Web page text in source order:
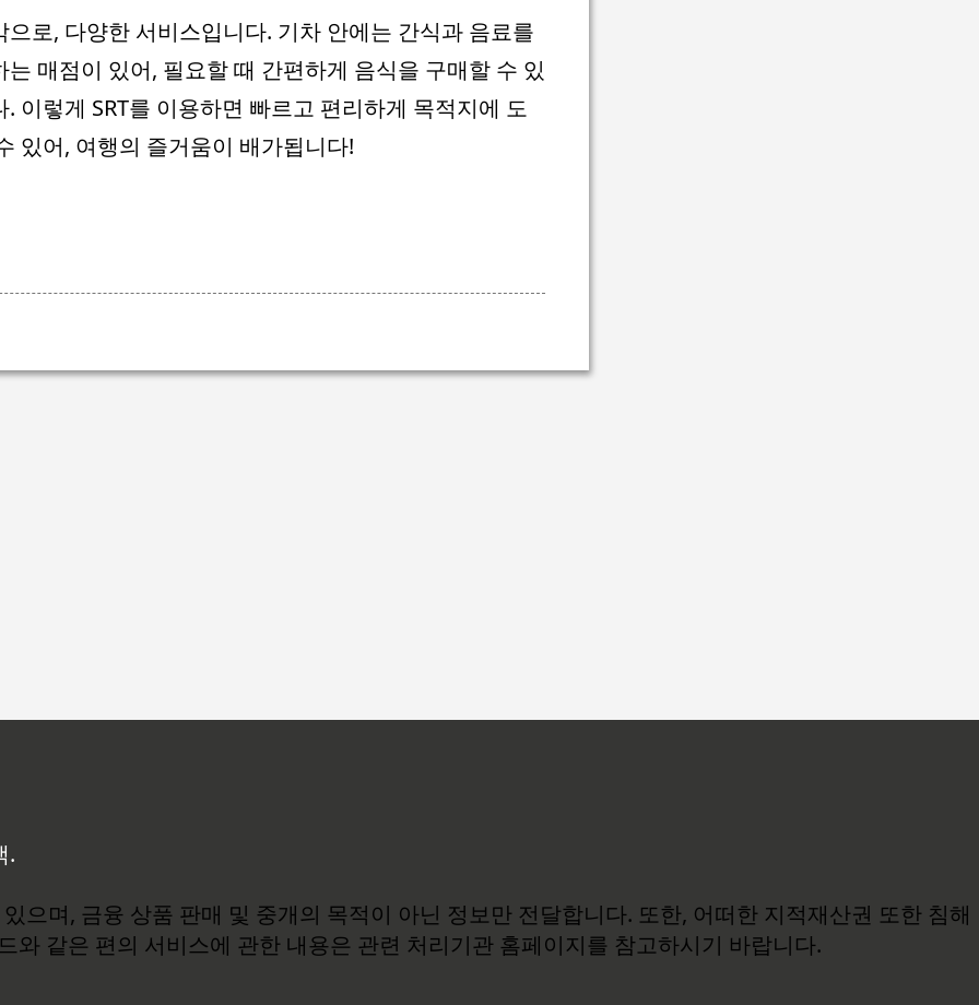
으로, 다양한 서비스입니다. 기차 안에는 간식과 음료를
는 매점이 있어, 필요할 때 간편하게 음식을 구매할 수 있
. 이렇게 SRT를 이용하면 빠르고 편리하게 목적지에 도
있어, 여행의 즐거움이 배가됩니다!
.
으며, 금융 상품 판매 및 중개의 목적이 아닌 정보만 전달합니다. 또한, 어떠한 지적재산권 또한 침해
와 같은 편의 서비스에 관한 내용은 관련 처리기관 홈페이지를 참고하시기 바랍니다.